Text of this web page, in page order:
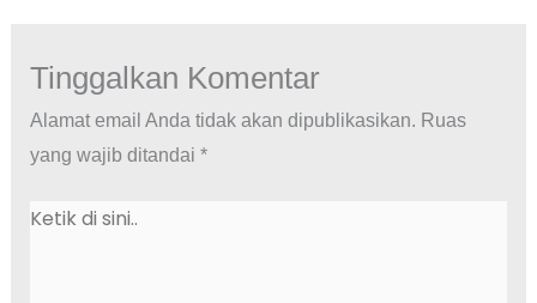
Tinggalkan Komentar
Alamat email Anda tidak akan dipublikasikan. Ruas
yang wajib ditandai *
Ketik